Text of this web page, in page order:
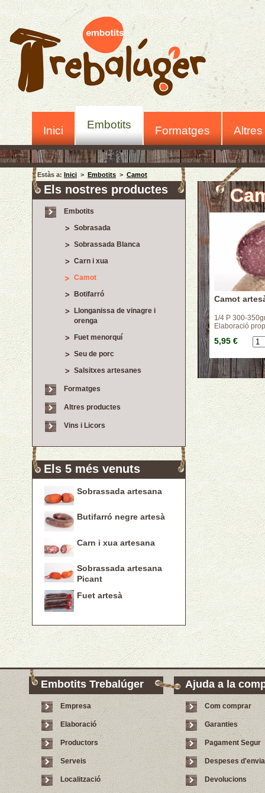
Inici Embotits Formatges
Estàs a: Inici > Embotits > Camot
Els nostres productes
Embotits
Sobrasada
Sobrassada Blanca
Carn i xua
Camot
Botifarró
Llonganissa de vinagre i
orenga
Fuet menorquí
Seu de porc
Salsitxes artesanes
Formatges
Altres productes
Vins i Licors
Els 5 més venuts
Sobrassada artesana
Butifarró negre artesà
Carn i xua artesana
Sobrassada artesana
Picant
Fuet artesà
Camot
1/4 P 300-
Elaboració
5,95 €
Embotits Trebalúger
Empresa
Elaboració
Productors
Serveis
Localització
Ajuda a la
Com comprar
Garanties
Pagament Segur
Despeses
Devolucions